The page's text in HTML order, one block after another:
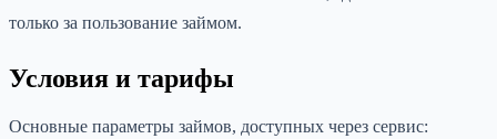
только за пользование займом.
Условия и тарифы
Основные параметры займов, доступных через сервис: